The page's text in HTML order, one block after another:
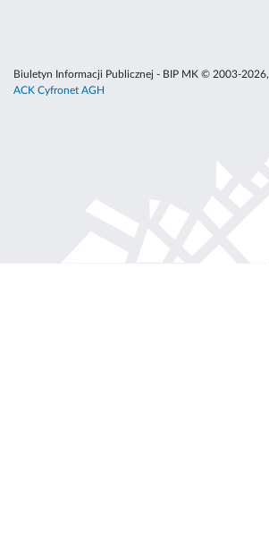
Biuletyn Informacji Publicznej - BIP MK © 2003-2026,
ACK Cyfronet AGH